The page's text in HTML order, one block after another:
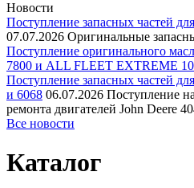
Новости
Поступление запасных частей
07.07.2026 Оригинальные
Поступление оригинального
7800 и ALL FLEET EXTREME
Поступление запасных частей
и 6068 06.07.2026 Поступление
ремонта двигателей John Deere
Все новости
Каталог